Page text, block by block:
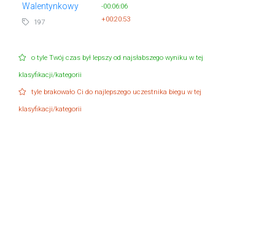
Walentynkowy
197
-00:06:06
+00:20:53
o tyle Twój czas był lepszy od najsłabszego wyniku w tej
klasyfikacji/kategorii
tyle brakowało Ci do najlepszego uczestnika biegu w tej
klasyfikacji/kategorii